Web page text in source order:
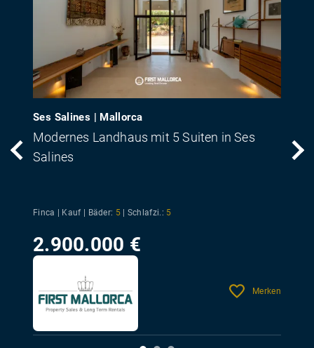
Ses Salines | Mallorca
Modernes Landhaus mit 5 Suiten in Ses
Salines
Finca | Kauf | Bäder: 5 Schlafzi.: 5
2.900.000 €
Merken